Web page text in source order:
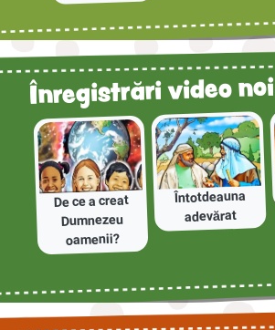
Înregistrări video noi
De ce a creat
Dumnezeu
oamenii?
Întotdeauna
adevărat